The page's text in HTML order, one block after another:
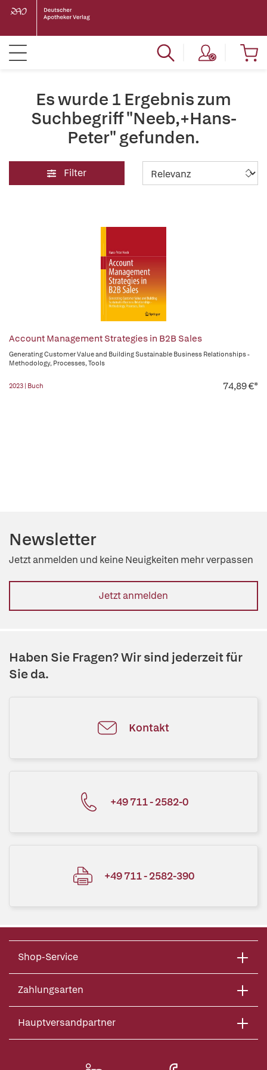
Es wurde 1 Ergebnis zum
Suchbegriff "Neeb,+Hans-
Peter" gefunden.
Filter
Account Management Strategies in B2B Sales
Generating Customer Value and Building Sustainable Business Relationships -
Methodology, Processes, Tools
2023 | Buch 74,89 €*
Newsletter
Jetzt anmelden und keine Neuigkeiten mehr verpassen
Jetzt anmelden
Haben Sie Fragen? Wir sind jederzeit für
Sie da.
Kontakt
+49 711 - 2582-0
+49 711 - 2582-390
Shop-Service
Zahlungsarten
Hauptversandpartner